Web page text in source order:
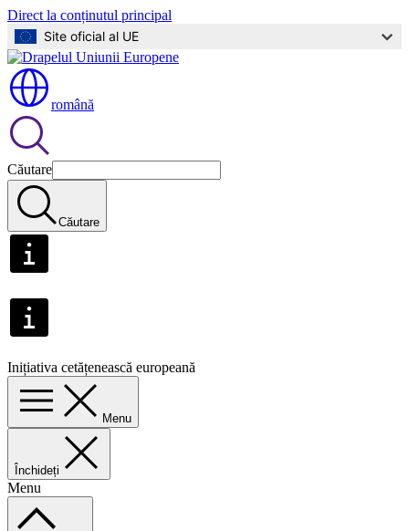
Direct la conținutul principal
Site oficial al UE
română
Căutare
Căutare
Inițiativa cetățenească europeană
Menu
Închideți
Menu